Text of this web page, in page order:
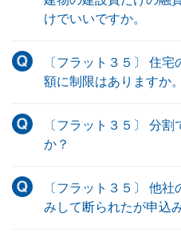
けでいいですか。
〔フラット３５〕 住
額に制限はありますか。
〔フラット３５〕 分
か？
〔フラット３５〕 他
みして断られたが申込